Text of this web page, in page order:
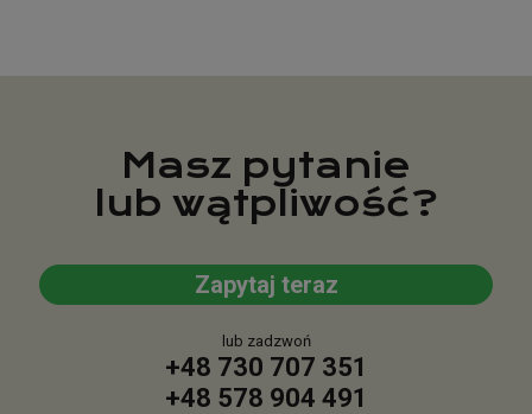
Masz pytanie
lub wątpliwość?
Zapytaj teraz
lub zadzwoń
+48 730 707 351
+48 578 904 491